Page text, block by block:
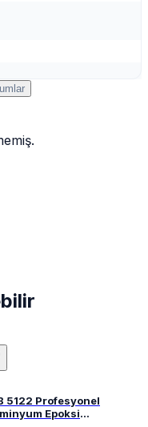
5122 Profesyonel
Epoksi